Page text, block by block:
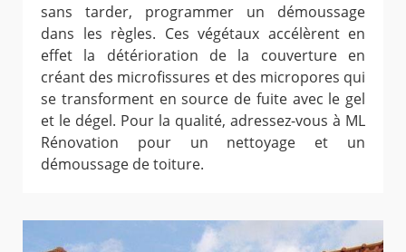
sans tarder, programmer un démoussage
dans les règles. Ces végétaux accélèrent en
effet la détérioration de la couverture en
créant des microfissures et des micropores qui
se transforment en source de fuite avec le gel
et le dégel. Pour la qualité, adressez-vous à ML
Rénovation pour un nettoyage et un
démoussage de toiture.